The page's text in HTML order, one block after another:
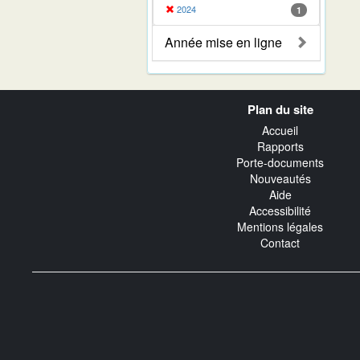
2024 1
Année mise en ligne
Plan du site
Accueil
Rapports
Porte-documents
Nouveautés
Aide
Accessibilité
Mentions légales
Contact